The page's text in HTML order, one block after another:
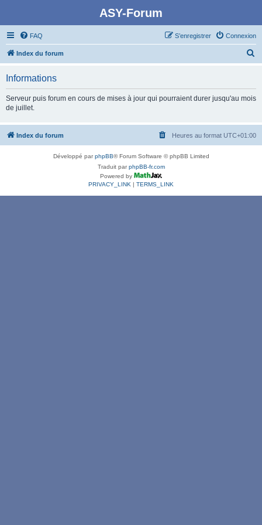
ASY-Forum
FAQ Connexion
S’enregistrer
Index du forum
c
Informations
Serveur puis forum en cours de mises à jour qui pourraient durer jusqu'au mois
de juillet.
Index du forum Heures au format UTC+01:00
Développé parphpBB® Forum Software © phpBB Limited
Traduit parphpBB-fr.com
Powered by
PRIVACY_LINK | TERMS_LINK